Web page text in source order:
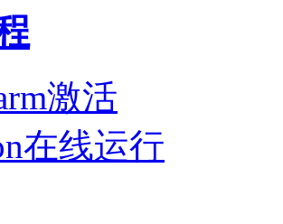
激活
在线运行